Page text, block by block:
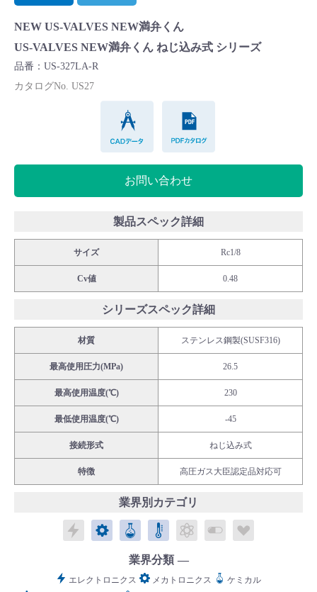
Cv値・流量計算ツール
製品動画一覧
バルブと継手のきほん
説明会・講習会
Corporate Blog
Language：日本語
お問い合わせ
NEW US-VALVES NEW満弁くん
US-VALVES NEW満弁くん ねじ込み式 シリーズ
品番：US-327LA-R
カタログNo. US27
お問い合わせ
製品スペック詳細
サイズ Rc1/8
Cv値 0.48
シリーズスペック詳細
材質 ステンレス鋼製(SUSF316)
最高使用圧力(MPa) 26.5
最高使用温度(℃) 230
最低使用温度(℃) -45
接続形式 ねじ込み式
特徴 高圧ガス大臣認定品対応可
業界別カテゴリ
エレクトロニクス
メカトロニクス
ケミカルパブリックラボラトリ
エネルギーバイオメディカ
業界分類
エレクトロニクス メカトロニクス
ケミカル